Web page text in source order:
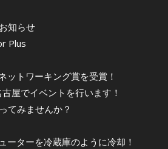
知らせ
Plus
ットワーキング賞を受賞！
屋でイベントを行います！
てみませんか？
ーターを冷蔵庫のように冷却！